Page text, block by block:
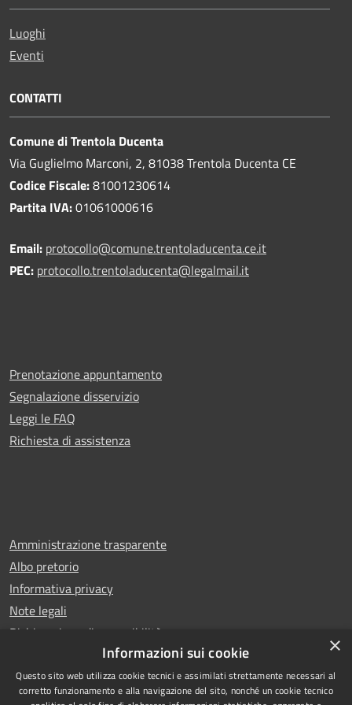
Luoghi
Eventi
CONTATTI
Comune di Trentola Ducenta
Via Guglielmo Marconi, 2, 81038 Trentola Ducenta CE
Codice Fiscale:81001230614
Partita IVA:01061000616
Email: protocollo@comune.trentoladucenta.ce.it
PEC: protocollo.trentoladucenta@legalmail.it
Prenotazione appuntamento
Segnalazione disservizio
Leggi le FAQ
Richiesta di assistenza
Amministrazione trasparente
Albo pretorio
Informativa privacy
Note legali
Dichiarazione di accessibilità
×
Informazioni sui cookie
Questo sito web utilizza cookie tecnici e assimilati strettamente necessari al
corretto funzionamento e alla navigazione del sito, nonché un cookie tecnico